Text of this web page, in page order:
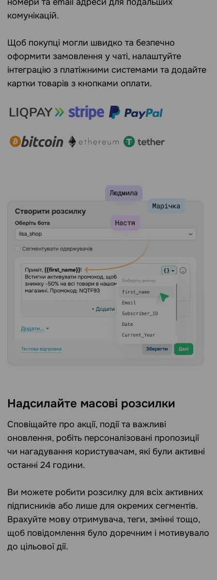
комунікацій.
Щоб покупці могли швидко та безпечно
оформити замовлення у чаті, налаштуйте
інтеграцію з платіжними системами та додайте
картки товарів з кнопками оплати.
Надсилайте масові розсилки
Сповіщайте про акції, події та важливі
оновлення, робіть персоналізовані пропозиції
чи нагадування користувачам, які були активні
останні 24 години.
Ви можете робити розсилку для всіх активних
підписників або лише для окремих сегментів.
Врахуйте мову отримувача, теги, змінні тощо,
щоб повідомлення було доречним і мотивувало
до цільової дії.